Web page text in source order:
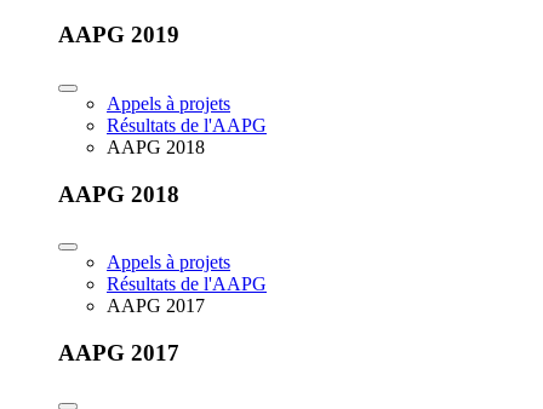
AAPG 2019
Appels à projets
Résultats de l'AAPG
AAPG 2018
AAPG 2018
Appels à projets
Résultats de l'AAPG
AAPG 2017
AAPG 2017